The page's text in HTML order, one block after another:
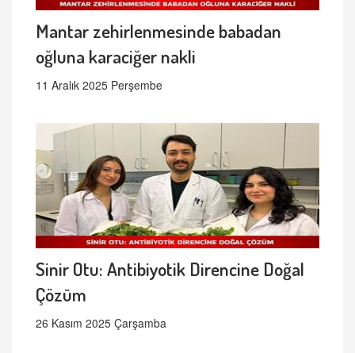
Mantar zehirlenmesinde babadan
oğluna karaciğer nakli
11 Aralık 2025 Perşembe
Sinir Otu: Antibiyotik Direncine Doğal
Çözüm
26 Kasım 2025 Çarşamba